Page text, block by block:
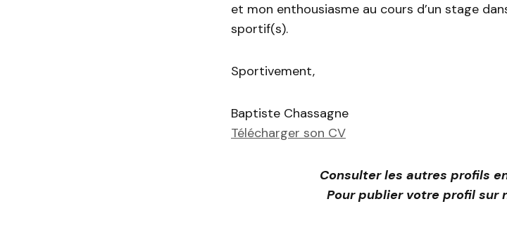
et mon enthousiasme au cours d’un stage
sportif(s).
Sportivement,
Baptiste Chassagne
Télécharger son CV
Consulter les autres profils
Pour publier votre profil sur